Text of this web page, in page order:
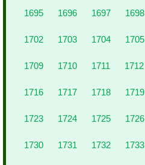
1695 1696 1697 1698
1702 1703 1704 1705
1709 1710 1711 1712
1716 1717 1718 1719
1723 1724 1725 1726
1730 1731 1732 1733